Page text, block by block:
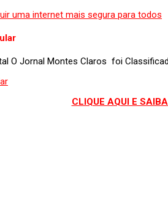
O Jornal Montes Claros foi
CLIQUE AQUI E